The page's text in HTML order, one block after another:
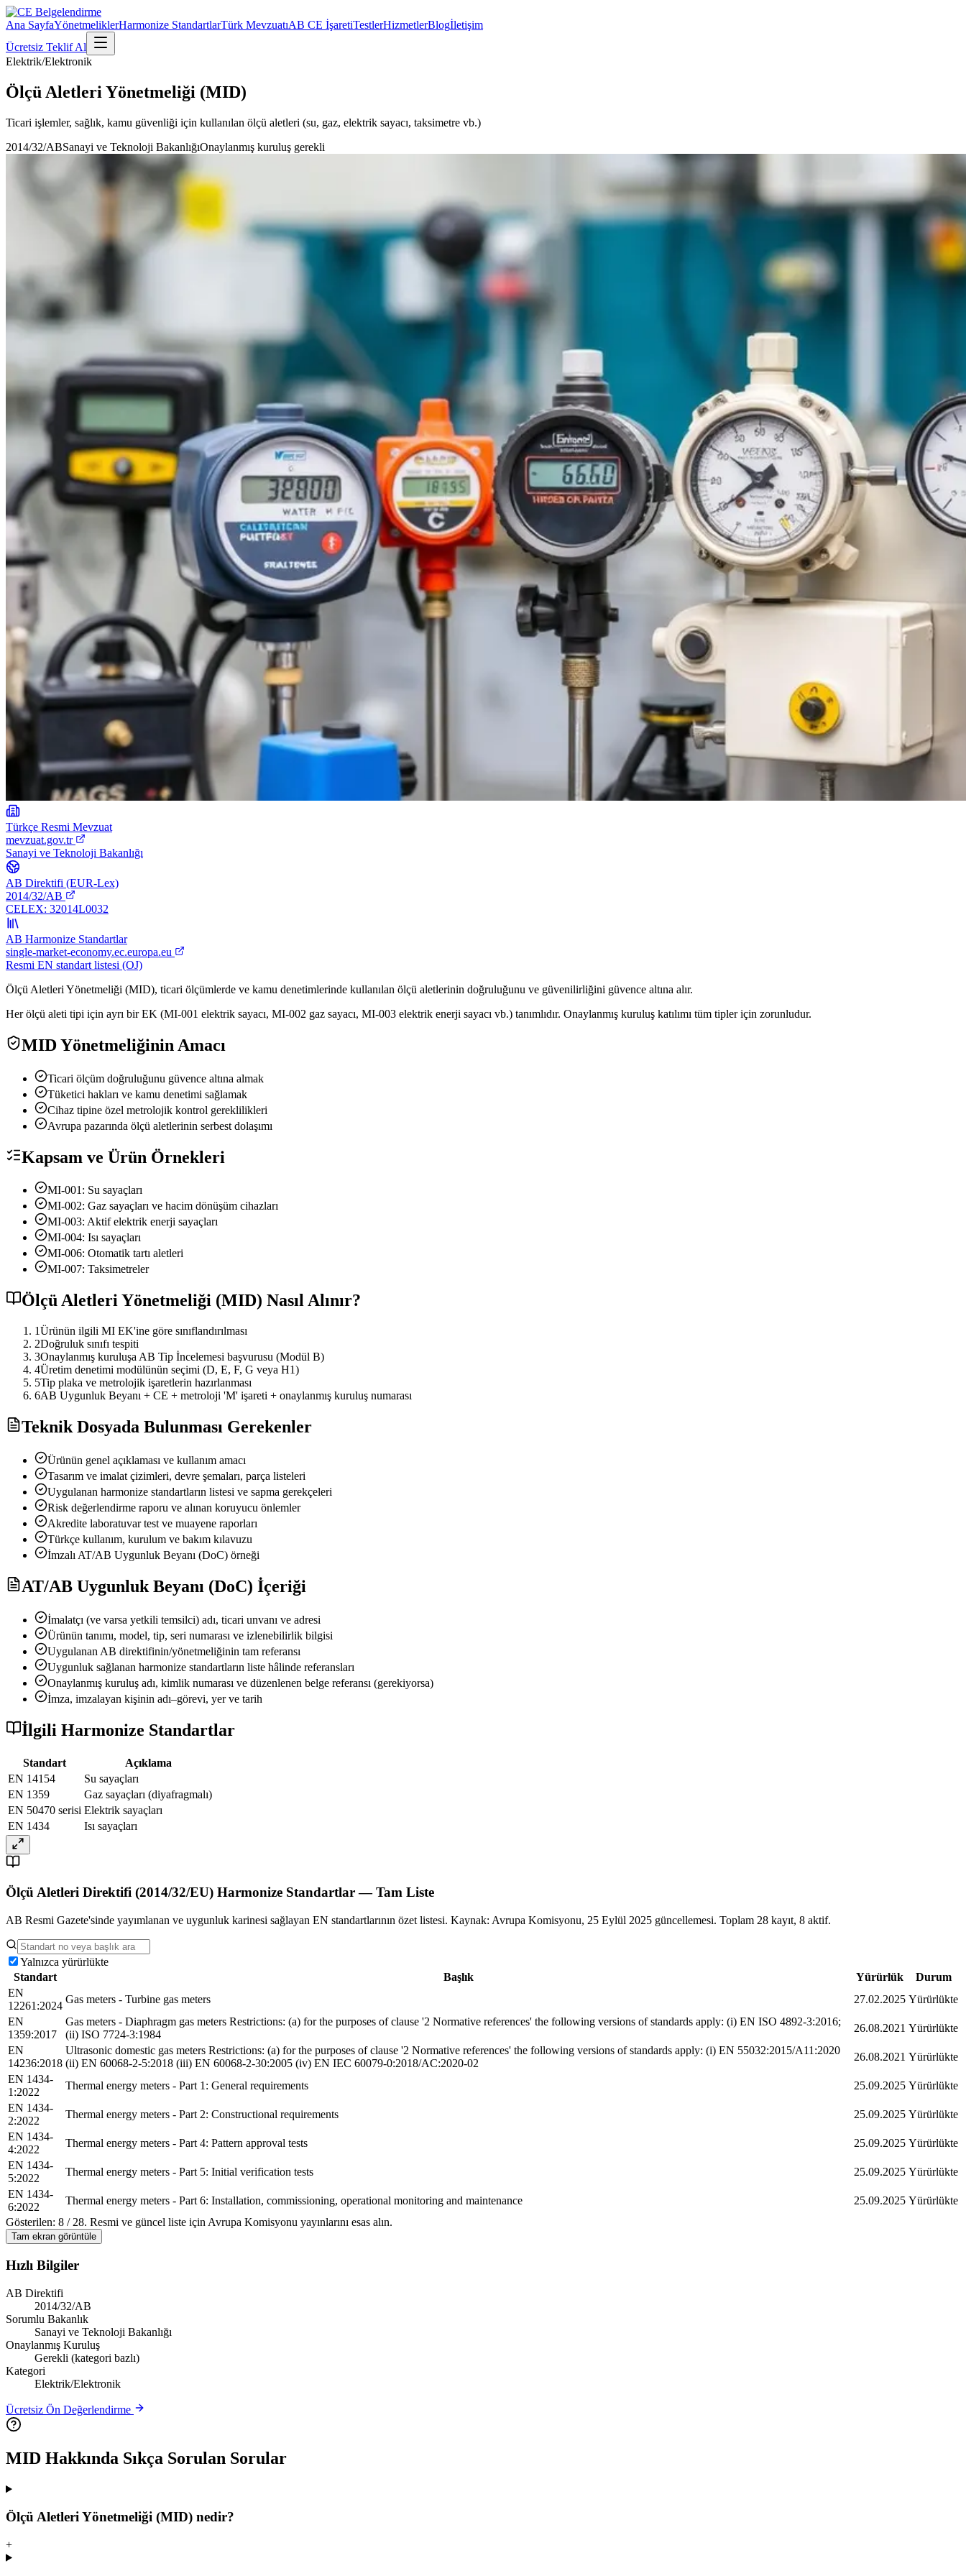
Ana SayfaYönetmeliklerHarmonize StandartlarTürk MevzuatıAB CE İşaretiTestlerHizmetlerBlogİletişim
Ücretsiz Teklif Al
Elektrik/Elektronik
Ölçü Aletleri Yönetmeliği (MID)
Ticari işlemler, sağlık, kamu güvenliği için kullanılan ölçü aletleri (su, gaz, elektrik sayacı, taksimetre vb.)
2014/32/ABSanayi ve Teknoloji BakanlığıOnaylanmış kuruluş gerekli
Türkçe Resmi Mevzuat
mevzuat.gov.tr
Sanayi ve Teknoloji Bakanlığı
AB Direktifi (EUR-Lex)
2014/32/AB
CELEX: 32014L0032
AB Harmonize Standartlar
single-market-economy.ec.europa.eu
Resmi EN standart listesi (OJ)
Ölçü Aletleri Yönetmeliği (MID), ticari ölçümlerde ve kamu denetimlerinde kullanılan ölçü aletlerinin doğruluğunu ve güvenilirliğini güvence altına alır.
Her ölçü aleti tipi için ayrı bir EK (MI-001 elektrik sayacı, MI-002 gaz sayacı, MI-003 elektrik enerji sayacı vb.) tanımlıdır. Onaylanmış kuruluş katılımı tüm tipler için zorunludur.
MID Yönetmeliğinin Amacı
Ticari ölçüm doğruluğunu güvence altına almak
Tüketici hakları ve kamu denetimi sağlamak
Cihaz tipine özel metrolojik kontrol gereklilikleri
Avrupa pazarında ölçü aletlerinin serbest dolaşımı
Kapsam ve Ürün Örnekleri
MI-001: Su sayaçları
MI-002: Gaz sayaçları ve hacim dönüşüm cihazları
MI-003: Aktif elektrik enerji sayaçları
MI-004: Isı sayaçları
MI-006: Otomatik tartı aletleri
MI-007: Taksimetreler
Ölçü Aletleri Yönetmeliği (MID) Nasıl Alınır?
1Ürünün ilgili MI EK'ine göre sınıflandırılması
2Doğruluk sınıfı tespiti
3Onaylanmış kuruluşa AB Tip İncelemesi başvurusu (Modül B)
4Üretim denetimi modülünün seçimi (D, E, F, G veya H1)
5Tip plaka ve metrolojik işaretlerin hazırlanması
6AB Uygunluk Beyanı + CE + metroloji 'M' işareti + onaylanmış kuruluş numarası
Teknik Dosyada Bulunması Gerekenler
Ürünün genel açıklaması ve kullanım amacı
Tasarım ve imalat çizimleri, devre şemaları, parça listeleri
Uygulanan harmonize standartların listesi ve sapma gerekçeleri
Risk değerlendirme raporu ve alınan koruyucu önlemler
Akredite laboratuvar test ve muayene raporları
Türkçe kullanım, kurulum ve bakım kılavuzu
İmzalı AT/AB Uygunluk Beyanı (DoC) örneği
AT/AB Uygunluk Beyanı (DoC) İçeriği
İmalatçı (ve varsa yetkili temsilci) adı, ticari unvanı ve adresi
Ürünün tanımı, model, tip, seri numarası ve izlenebilirlik bilgisi
Uygulanan AB direktifinin/yönetmeliğinin tam referansı
Uygunluk sağlanan harmonize standartların liste hâlinde referansları
Onaylanmış kuruluş adı, kimlik numarası ve düzenlenen belge referansı (gerekiyorsa)
İmza, imzalayan kişinin adı–görevi, yer ve tarih
İlgili Harmonize Standartlar
Standart
Açıklama
EN 14154
Su sayaçları
EN 1359
Gaz sayaçları (diyafragmalı)
EN 50470 serisi Elektrik sayaçları
EN 1434
Isı sayaçları
Ölçü Aletleri Direktifi (2014/32/EU) Harmonize Standartlar — Tam Liste
AB Resmi Gazete'sinde yayımlanan ve uygunluk karinesi sağlayan EN standartlarının özet listesi. Kaynak: Avrupa Komisyonu, 25 Eylül 2025 güncellemesi. Toplam 28 kayıt, 8 aktif.
Yalnızca yürürlükte
Standart
Başlık Yürürlük
Durum
EN
12261:2024
Gas meters - Turbine gas meters 27.02.2025 Yürürlükte
EN
1359:2017
Gas meters - Diaphragm gas meters Restrictions: (a) for the purposes of clause '2 Normative references' the following versions of standards apply: (i) EN ISO 4892-3:2016;
(ii) ISO 7724-3:1984
26.08.2021 Yürürlükte
EN
14236:2018
Ultrasonic domestic gas meters Restrictions: (a) for the purposes of clause '2 Normative references' the following versions of standards apply: (i) EN 55032:2015/A11:2020
(ii) EN 60068-2-5:2018 (iii) EN 60068-2-30:2005 (iv) EN IEC 60079-0:2018/AC:2020-02
26.08.2021 Yürürlükte
EN 1434-
1:2022
Thermal energy meters - Part 1: General requirements 25.09.2025 Yürürlükte
EN 1434-
2:2022
Thermal energy meters - Part 2: Constructional requirements 25.09.2025 Yürürlükte
EN 1434-
4:2022
Thermal energy meters - Part 4: Pattern approval tests 25.09.2025 Yürürlükte
EN 1434-
5:2022
Thermal energy meters - Part 5: Initial verification tests 25.09.2025 Yürürlükte
EN 1434-
6:2022
Thermal energy meters - Part 6: Installation, commissioning, operational monitoring and maintenance 25.09.2025 Yürürlükte
Gösterilen: 8 / 28. Resmi ve güncel liste için Avrupa Komisyonu yayınlarını esas alın.
Tam ekran görüntüle
Hızlı Bilgiler
AB Direktifi
2014/32/AB
Sorumlu Bakanlık
Sanayi ve Teknoloji Bakanlığı
Onaylanmış Kuruluş
Gerekli (kategori bazlı)
Kategori
Elektrik/Elektronik
Ücretsiz Ön Değerlendirme
MID Hakkında Sıkça Sorulan Sorular
Ölçü Aletleri Yönetmeliği (MID) nedir?
+